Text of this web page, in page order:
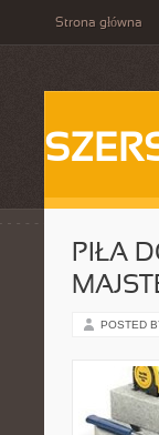
Strona główna
PIŁA
POSTED